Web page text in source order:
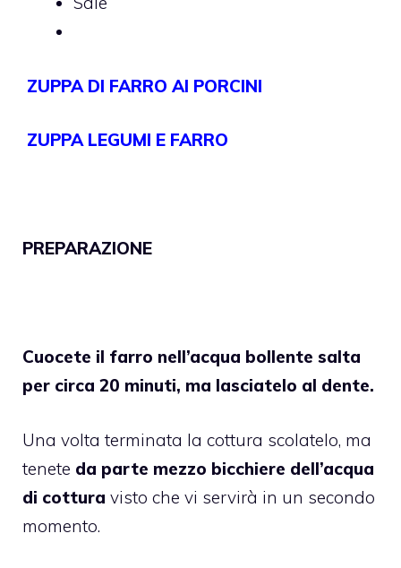
ZUPPA DI FARRO AI PORCINI
ZUPPA LEGUMI E FARRO
PREPARAZIONE
Cuocete il farro nell’acqua bollente salta
per circa 20 minuti, ma lasciatelo al dente.
Una volta terminata la cottura scolatelo, ma
tenete da parte mezzo bicchiere dell’acqua
di cottura visto che vi servirà in un secondo
momento.